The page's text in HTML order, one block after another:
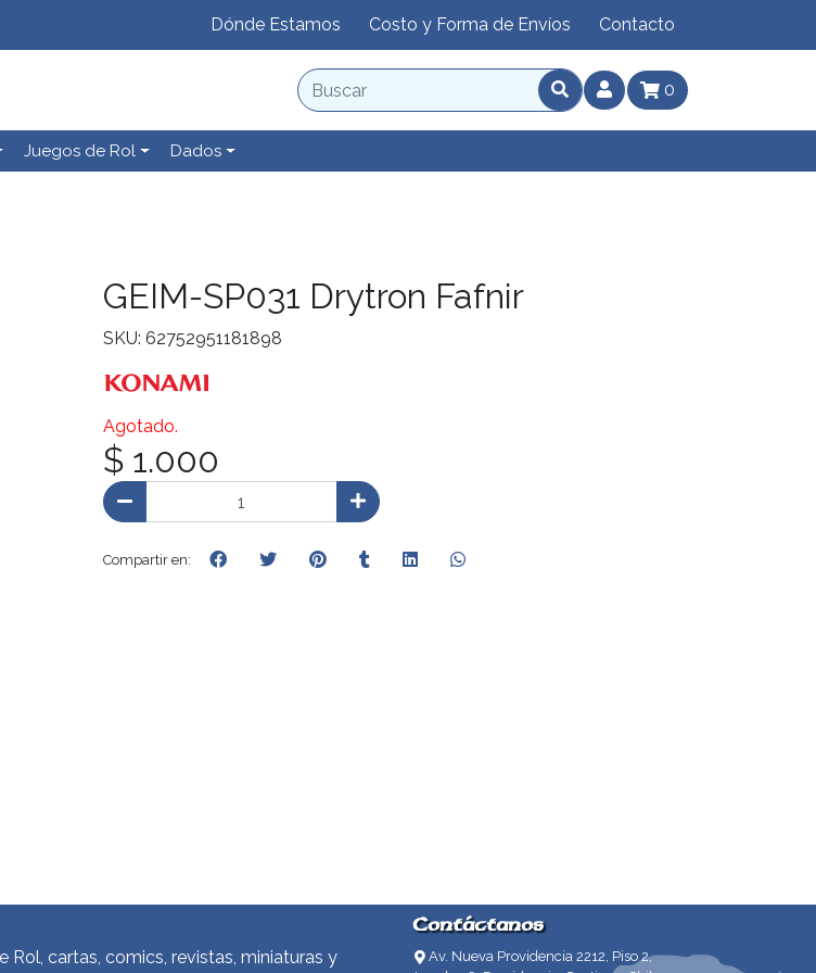
Dónde Estamos Costo y Forma de Envíos Contacto
0
Juegos de Rol Dados
GEIM-SP031 Drytron Fafnir
SKU: 62752951181898
Agotado.
$ 1.000
Compartir en:
Rol, cartas, comics, revistas, miniaturas y
Contáctanos
Av. Nueva Providencia 2212, Piso 2,